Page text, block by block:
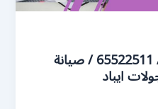
تصليح تلفونات الضجيج / 65522511 / صيانة
ايباد